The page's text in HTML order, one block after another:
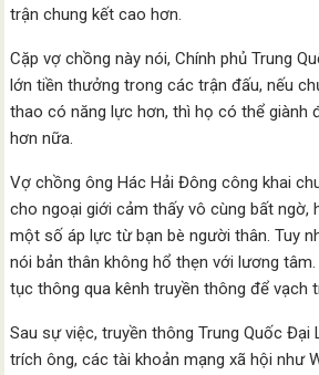
trận chung kết cao hơn.
Cặp vợ chồng này nói, Chính phủ Trung
lớn tiền thưởng trong các trận đấu, nếu
thao có năng lực hơn, thì họ có thể giành
hơn nữa.
Vợ chồng ông Hác Hải Đông công khai
cho ngoại giới cảm thấy vô cùng bất ngờ,
một số áp lực từ bạn bè người thân. Tuy
nói bản thân không hổ thẹn với lương
tục thông qua kênh truyền thông để vạch
Sau sự việc, truyền thông Trung Quốc Đại
trích ông, các tài khoản mạng xã hội như